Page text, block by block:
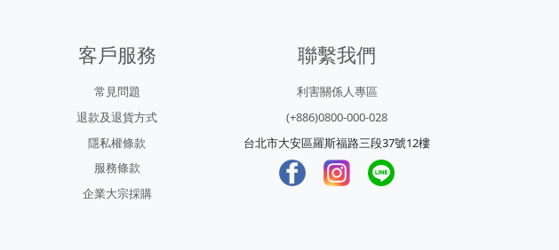
客戶服務
常見問題
退款及退貨方式
隱私權條款
服務條款
企業大宗採購
聯繫我們
利害關係人專區
(+886)0800-000-028
台北市大安區羅斯福路三段37號12樓